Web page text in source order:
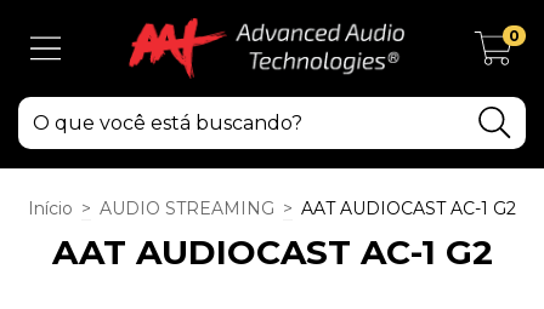
0
Início > AUDIO STREAMING > AAT AUDIOCAST AC-1 G2
AAT AUDIOCAST AC-1 G2